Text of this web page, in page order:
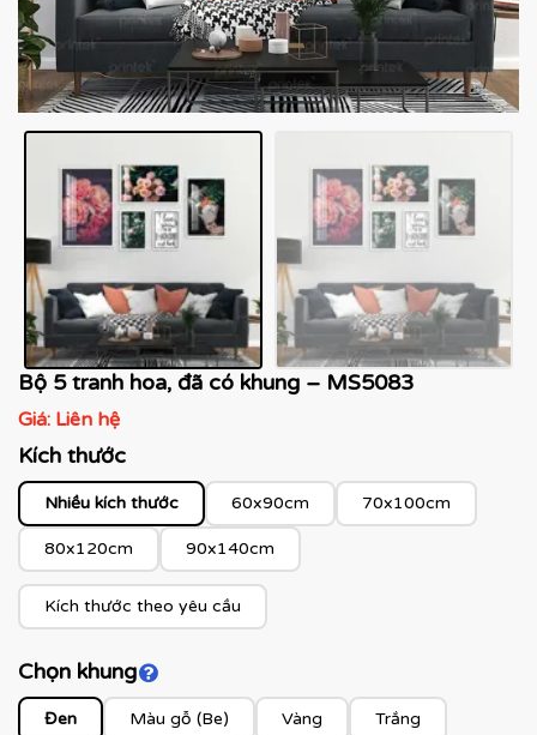
Bộ 5 tranh hoa, đã có khung – MS5083
Giá: Liên hệ
Kích thước
Nhiều kích thước 60x90cm 70x100cm
80x120cm 90x140cm
Kích thước theo yêu cầu
Chọn khungClick để xem màu khung
Đen Màu gỗ (Be) Vàng Trắng